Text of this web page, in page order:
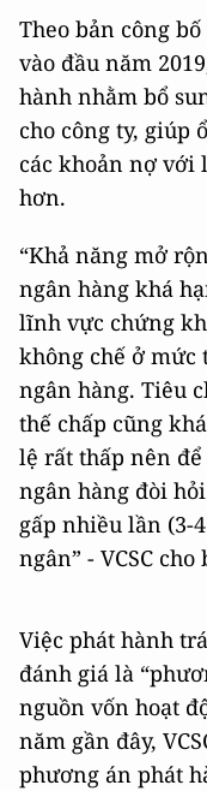
Theo bản công
vào đầu năm
hành nhằm bổ
cho công ty, giúp
các khoản nợ với
hơn.
“Khả năng mở
ngân hàng khá
lĩnh vực chứng
không chế ở mức
ngân hàng. Tiêu
thế chấp cũng
lệ rất thấp nên
ngân hàng đòi
gấp nhiều lần (3-
ngân” - VCSC
Việc phát hành
đánh giá là
nguồn vốn hoạt
năm gần đây,
phương án phát